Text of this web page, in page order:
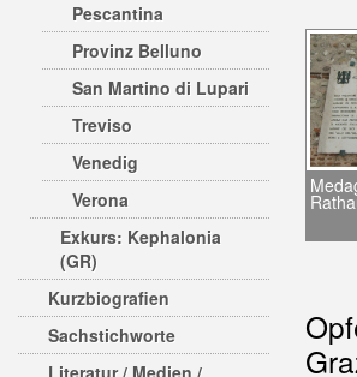
Pescantina
Provinz Belluno
San Martino di Lupari
Treviso
Venedig
Verona
Exkurs: Kephalonia
(GR)
Kurzbiografien
Sachstichworte
Literatur / Medien /